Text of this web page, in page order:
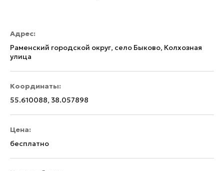
Адрес:
Раменский городской округ, село Быково, Колхозная
улица
Координаты:
55.610088, 38.057898
Цена:
бесплатно